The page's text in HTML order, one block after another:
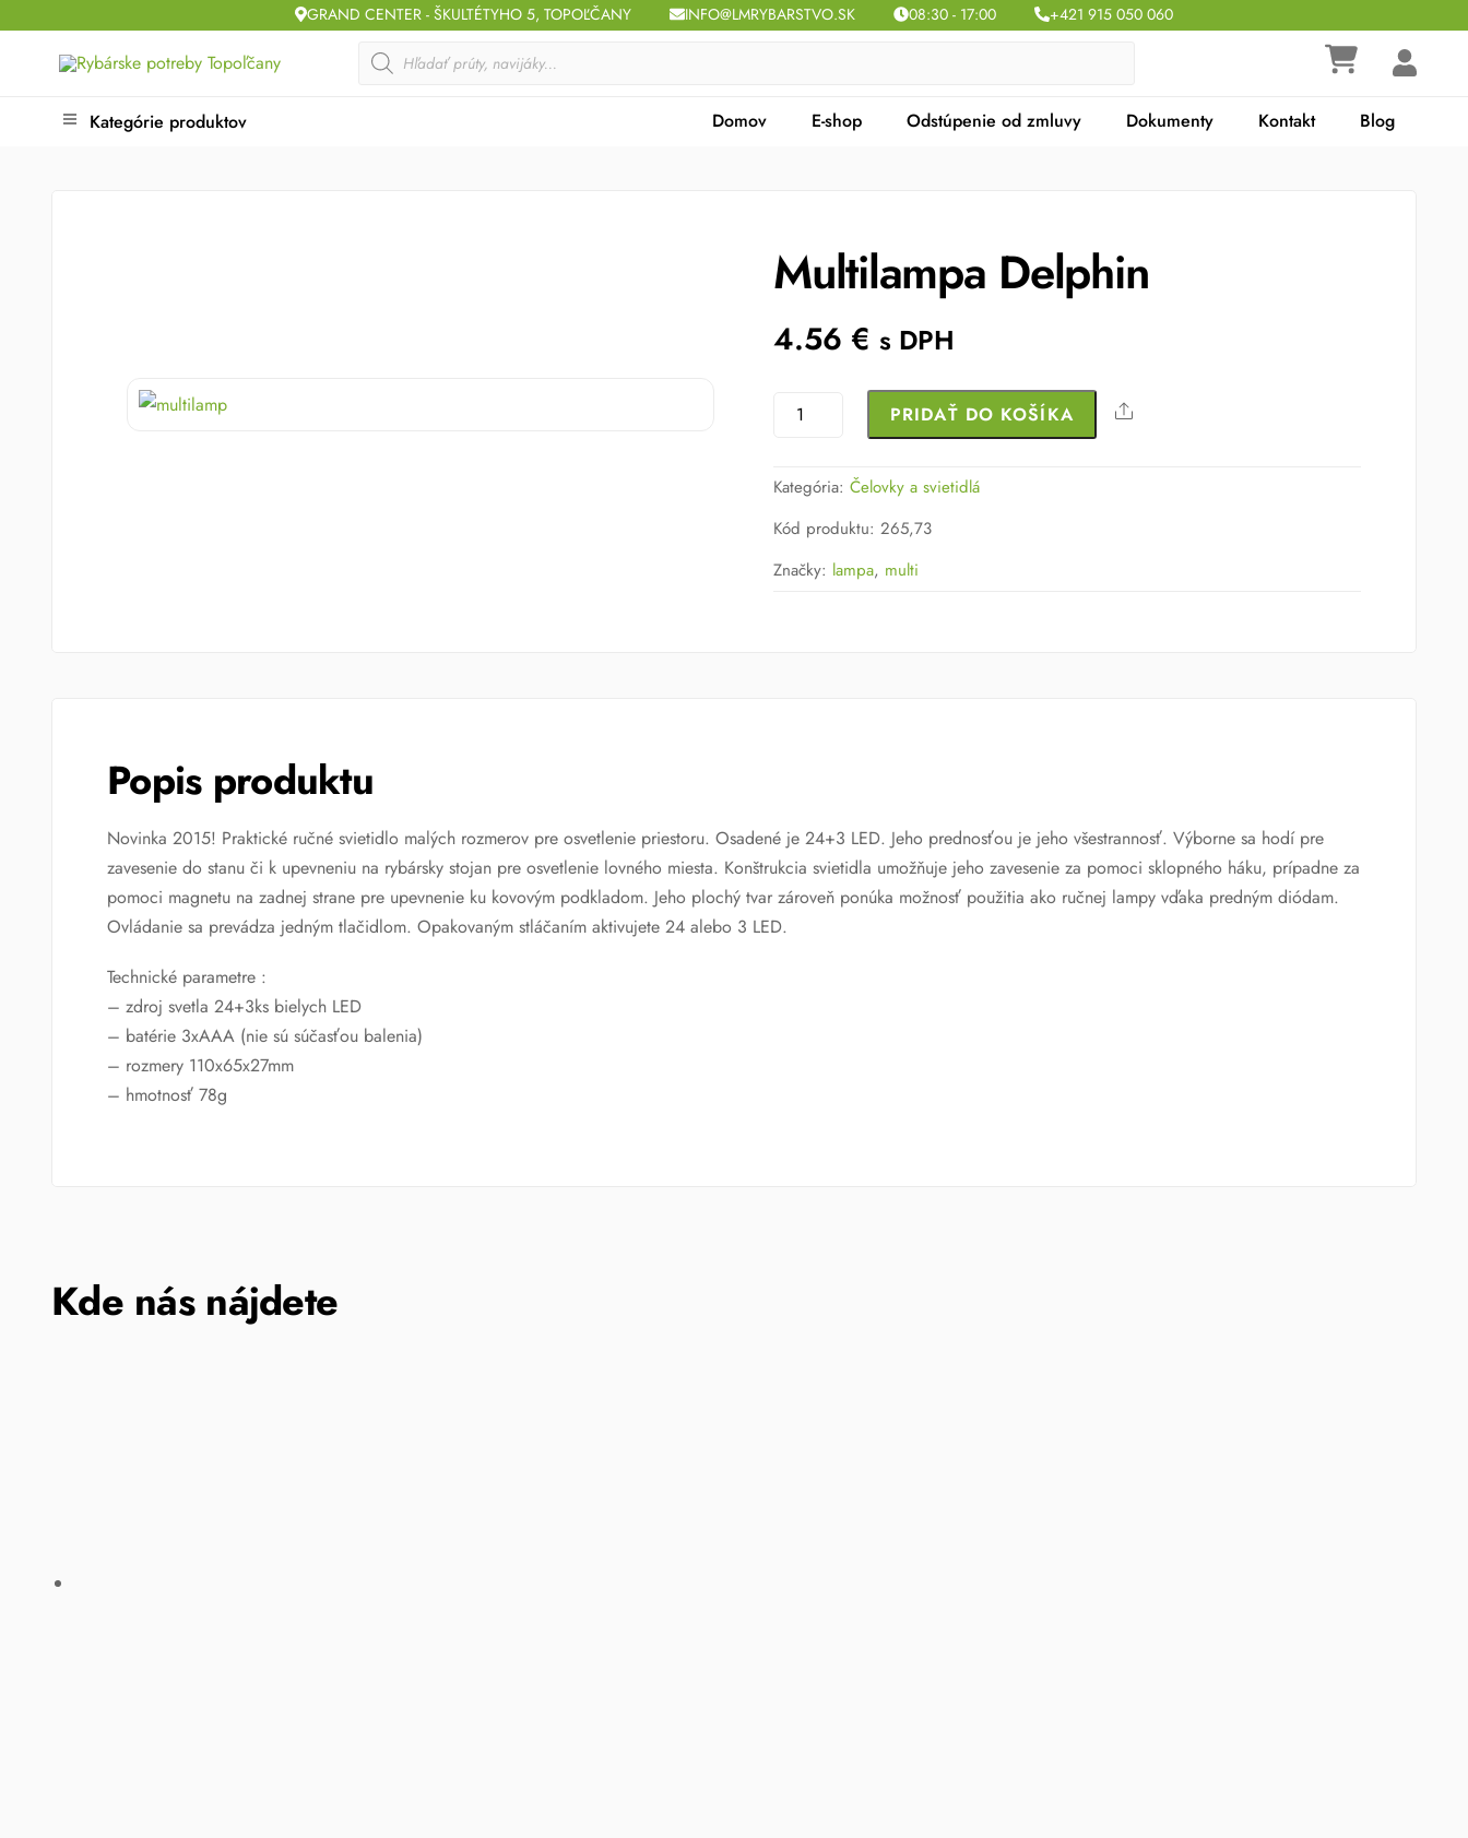
GRAND CENTER - ŠKULTÉTYHO 5, TOPOĽČANY INFO@LMRYBARSTVO.SK 08:30 - 17:00 +421 915 050 060
Products
search
Kategórie produktov Domov E-shop Odstúpenie od zmluvy Dokumenty Kontakt Blog
Multilampa Delphin
4.56 € s DPH
množstvo
PRIDAŤ DO KOŠÍKA Share
Kategória:Čelovky a svietidlá
Kód produktu:265,73
Značky: lampa, multi
Popis produktu
Novinka 2015! Praktické ručné svietidlo malých rozmerov pre osvetlenie priestoru. Osadené je 24+3 LED. Jeho prednosťou je jeho všestrannosť. Výborne sa hodí pre
zavesenie do stanu či k upevneniu na rybársky stojan pre osvetlenie lovného miesta. Konštrukcia svietidla umožňuje jeho zavesenie za pomoci sklopného háku, prípadne za
pomoci magnetu na zadnej strane pre upevnenie ku kovovým podkladom. Jeho plochý tvar zároveň ponúka možnosť použitia ako ručnej lampy vďaka predným diódam.
Ovládanie sa prevádza jedným tlačidlom. Opakovaným stláčaním aktivujete 24 alebo 3 LED.
Technické parametre :
– zdroj svetla 24+3ks bielych LED
– batérie 3xAAA (nie sú súčasťou balenia)
– rozmery 110x65x27mm
– hmotnosť 78g
Kde nás nájdete